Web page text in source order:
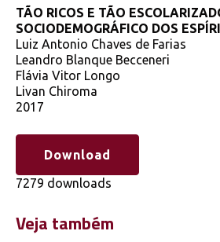
TÃO RICOS E TÃO
SOCIODEMOGRÁFICO DOS
Luiz Antonio Chaves de Farias
Leandro Blanque Becceneri
Flávia Vitor Longo
Livan Chiroma
2017
Download
7279 downloads
Veja também